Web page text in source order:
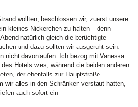
wollten, beschlossen wir, zuerst unsere
kleines Nickerchen zu halten – denn
natürlich gleich die berüchtigte
und dazu sollten wir ausgeruht sein.
nicht davonlaufen. Ich bezog mit Vanessa
Hotels wies, während die beiden anderen
der ebenfalls zur Hauptstraße
wir alles in den Schränken verstaut hatten,
auch sofort ein.